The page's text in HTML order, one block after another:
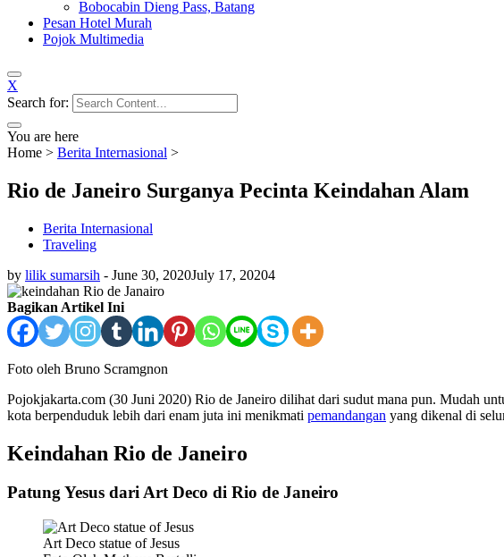
Bobocabin Dieng Pass, Batang
Pesan Hotel Murah
Pojok Multimedia
X
Search for:
You are here
Home > Berita Internasional >
Rio de Janeiro Surganya Pecinta Keindahan Alam
Berita Internasional
Traveling
by lilik sumarsih - June 30, 2020July 17, 20204
Bagikan Artikel Ini
Foto oleh Bruno Scramgnon
Pojokjakarta.com (30 Juni 2020) Rio de Janeiro dilihat dari sudut mana pun. Mudah
kota berpenduduk lebih dari enam juta ini menikmati pemandangan yang dikenal di
Keindahan Rio de Janeiro
Patung Yesus dari Art Deco di Rio de Janeiro
Art Deco statue of Jesus